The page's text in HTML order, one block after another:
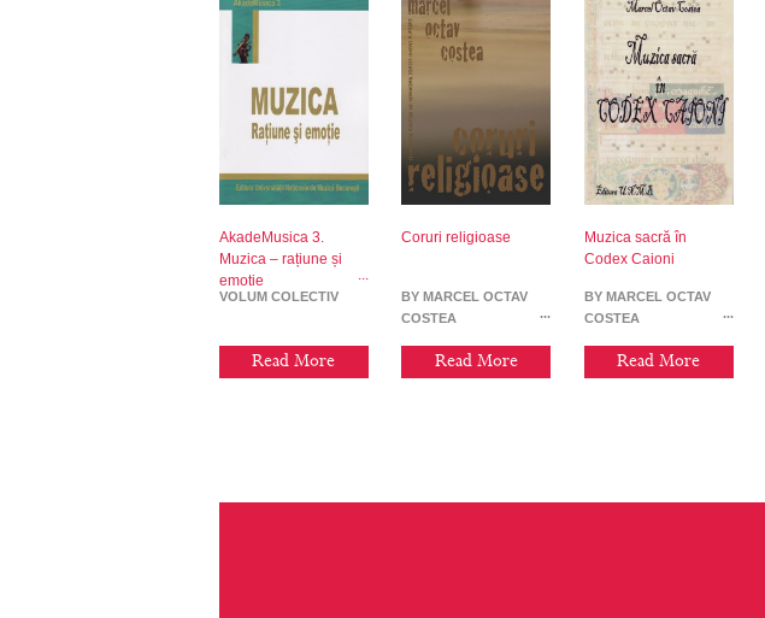
AkadeMusica 3.
Muzica – rațiune și
emoție
VOLUM COLECTIV
Read More
Coruri religioase
BY MARCEL OCTAV
COSTEA
Read More
Muzica sacră în
Codex Caioni
BY MARCEL OCTAV
COSTEA
Read More